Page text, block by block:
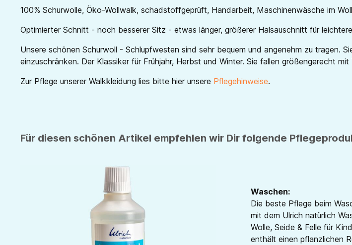
100% Schurwolle, Öko-Wollwalk, schadstoffgeprüft, Handarbeit, Maschinenwäsche im
Optimierter Schnitt - noch besserer Sitz - etwas länger, größerer Halsauschnitt für
Unsere schönen Schurwoll - Schlupfwesten sind sehr bequem und angenehm zu tragen.
einzuschränken. Der Klassiker für Frühjahr, Herbst und Winter. Sie fallen größengerecht
Zur Pflege unserer Walkkleidung lies bitte hier unsere Pflegehinweise.
Für diesen schönen Artikel empfehlen wir Dir folgende
Waschen:
Die beste Pflege beim
mit dem Ulrich natürlich
Wolle, Seide & Felle für
enthält einen pflanzlichen